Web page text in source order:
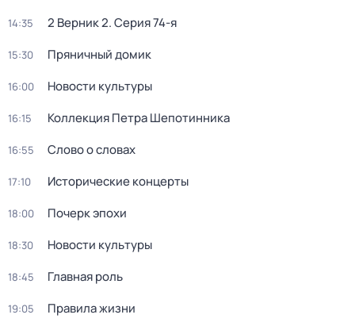
14:35 2 Верник 2. Серия 74-я
15:30 Пряничный домик
16:00 Новости культуры
16:15 Коллекция Петра Шепотинника
16:55 Слово о словах
17:10 Исторические концерты
18:00 Почерк эпохи
18:30 Новости культуры
18:45 Главная роль
19:05 Правила жизни